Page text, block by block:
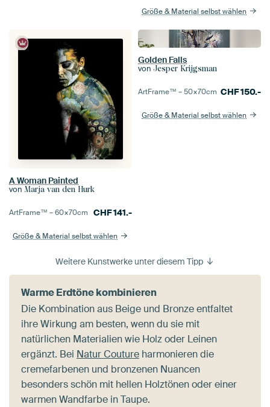
Größe & Material selbst wählen
A Woman Painted
von Marja van den Hurk
ArtFrame™ –60×70cm CHF141.-
Größe & Material selbst wählen
Golden Falls
von Jesper Krijgsman
ArtFrame™ –50×70cm CHF150.-
Größe & Material selbst wählen
Weitere Kunstwerke unter diesem Tipp
Warme Erdtöne kombinieren
Die Kombination aus Beige und Bronze entfaltet
ihre Wirkung am besten, wenn du sie mit
natürlichen Materialien wie Holz oder Leinen
ergänzt. Bei Natur Couture harmonieren die
cremefarbenen und bronzenen Nuancen
besonders schön mit hellen Holztönen oder einer
warmen Wandfarbe in Taupe.